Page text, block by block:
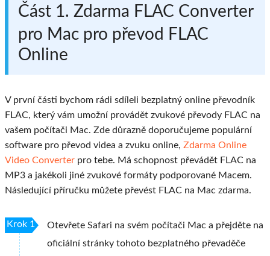
Část 1. Zdarma FLAC Converter
pro Mac pro převod FLAC
Online
V první části bychom rádi sdíleli bezplatný online převodník
FLAC, který vám umožní provádět zvukové převody FLAC na
vašem počítači Mac. Zde důrazně doporučujeme populární
software pro převod videa a zvuku online, Zdarma Online
Video Converter pro tebe. Má schopnost převádět FLAC na
MP3 a jakékoli jiné zvukové formáty podporované Macem.
Následující příručku můžete převést FLAC na Mac zdarma.
Krok 1
Otevřete Safari na svém počítači Mac a přejděte na
oficiální stránky tohoto bezplatného převaděče